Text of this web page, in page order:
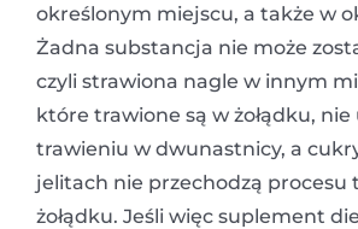
określonym miejscu, a także w
Żadna substancja nie może
czyli strawiona nagle w innym
które trawione są w żołądku, nie
trawieniu w dwunastnicy, a
jelitach nie przechodzą procesu
żołądku. Jeśli więc suplement